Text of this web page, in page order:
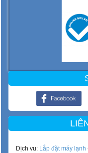
Dịch vu: Lắp đặt máy lạnh